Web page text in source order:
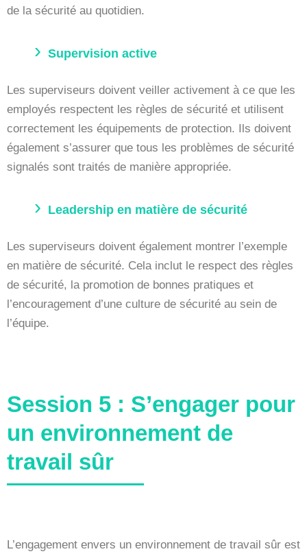
de la sécurité au quotidien.
Supervision active
Les superviseurs doivent veiller activement à ce que les
employés respectent les règles de sécurité et utilisent
correctement les équipements de protection. Ils doivent
également s’assurer que tous les problèmes de sécurité
signalés sont traités de manière appropriée.
Leadership en matière de sécurité
Les superviseurs doivent également montrer l’exemple
en matière de sécurité. Cela inclut le respect des règles
de sécurité, la promotion de bonnes pratiques et
l’encouragement d’une culture de sécurité au sein de
l’équipe.
Session 5 : S’engager pour
un environnement de
travail sûr
L’engagement envers un environnement de travail sûr est